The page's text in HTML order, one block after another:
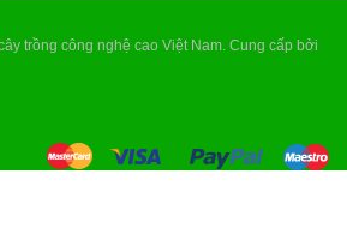
trồng công nghệ cao Việt Nam. Cung cấp bởi